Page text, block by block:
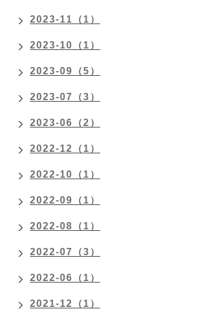
2023-11（1）
2023-10（1）
2023-09（5）
2023-07（3）
2023-06（2）
2022-12（1）
2022-10（1）
2022-09（1）
2022-08（1）
2022-07（3）
2022-06（1）
2021-12（1）